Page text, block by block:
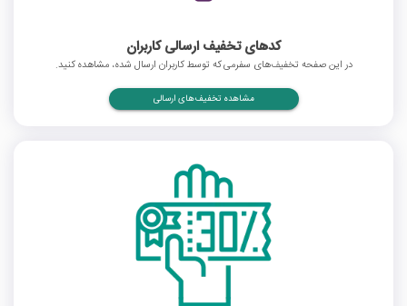
کدهای تخفیف ارسالی کاربران
در این صفحه تخفیف‌های سفرمی که توسط کاربران ارسال شده، مشاهده کنید.
مشاهده تخفیف‌های ارسالی